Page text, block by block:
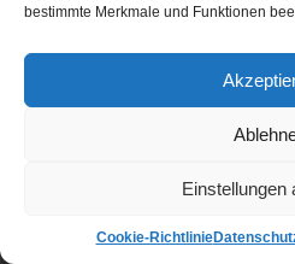
bestimmte Merkmale und Funktionen
Einstellungen
Cookie-Richtlinie